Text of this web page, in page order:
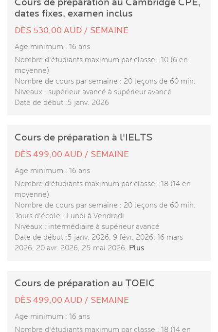
Cours de préparation au Cambridge CPE,
dates fixes, examen inclus
DÈS 530,00 AUD / SEMAINE
Age minimum : 16 ans
Nombre d'étudiants maximum par classe : 10 (6 en
moyenne)
Nombre de cours par semaine : 20 leçons de 60 min.
Niveaux : supérieur avancé à supérieur avancé
Date de début :5 janv. 2026
Cours de préparation à l'IELTS
DÈS 499,00 AUD / SEMAINE
Age minimum : 16 ans
Nombre d'étudiants maximum par classe : 18 (14 en
moyenne)
Nombre de cours par semaine : 20 leçons de 60 min.
Jours d'école : Lundi à Vendredi
Niveaux : intermédiaire à supérieur avancé
Date de début :5 janv. 2026, 9 févr. 2026, 16 mars
2026, 20 avr. 2026, 25 mai 2026, Plus
Cours de préparation au TOEIC
DÈS 499,00 AUD / SEMAINE
Age minimum : 16 ans
Nombre d'étudiants maximum par classe : 18 (14 en